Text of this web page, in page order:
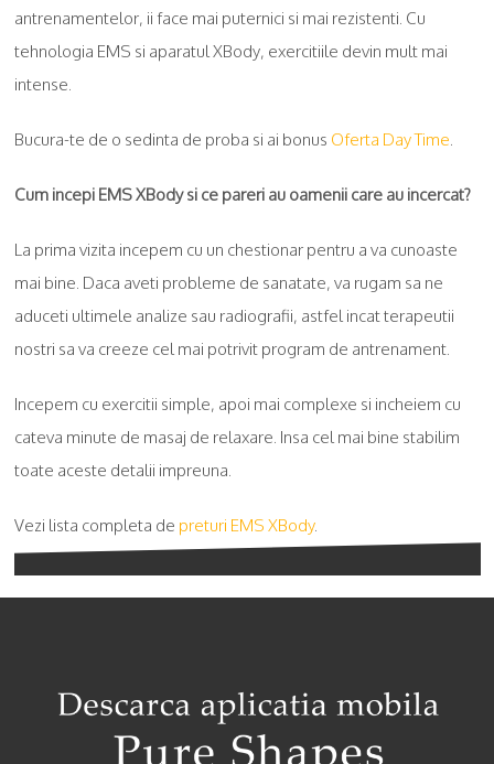
antrenamentelor, ii face mai puternici si mai rezistenti. Cu
tehnologia EMS si aparatul XBody, exercitiile devin mult mai
intense.
Bucura-te de o sedinta de proba si ai bonus Oferta Day Time
Cum incepi EMS XBody si ce pareri au oamenii care au incercat?
La prima vizita incepem cu un chestionar pentru a va cunoaste
mai bine. Daca aveti probleme de sanatate, va rugam sa ne
aduceti ultimele analize sau radiografii, astfel incat terapeutii
nostri sa va creeze cel mai potrivit program de antrenament.
Incepem cu exercitii simple, apoi mai complexe si incheiem cu
cateva minute de masaj de relaxare. Insa cel mai bine stabilim
toate aceste detalii impreuna.
Vezi lista completa de preturi EMS XBody.